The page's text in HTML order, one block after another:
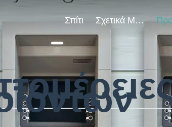
Σπίτι Σχετικά Με Εμάς